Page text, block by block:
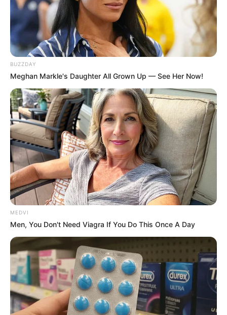
BUZZDAY
Meghan Markle's Daughter All Grown Up — See Her Now!
MEDVI
Men, You Don't Need Viagra If You Do This Once A Day